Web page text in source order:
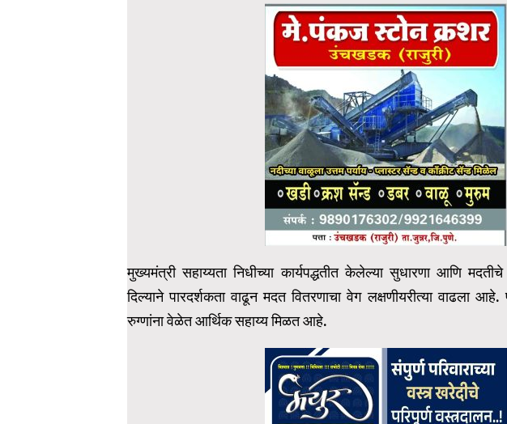
मुख्यमंत्री सहाय्यता निधीच्या कार्यपद्धतीत केलेल्या सुधारणा आणि
दिल्याने पारदर्शकता वाढून मदत वितरणाचा वेग लक्षणीयरीत्या वाढला आहे.
रुग्णांना वेळेत आर्थिक सहाय्य मिळत आहे.